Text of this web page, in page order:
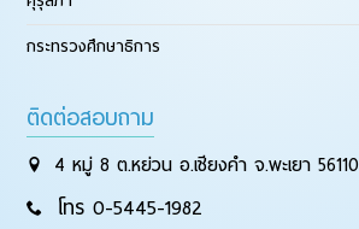
กระทรวงศึกษาธิการ
ติดต่อสอบถาม
4 หมู่ 8 ต.หย่วน อ.เชียงคำ จ.พะเยา 56110
โทร 0-5445-1982